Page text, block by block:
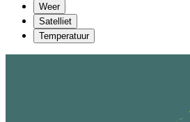
Weer
Satelliet
Temperatuur